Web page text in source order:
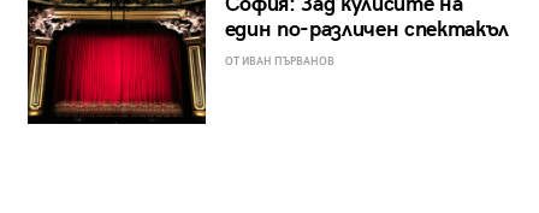
един по-различен спектакъл
ОТ ИВАН ПЪРВАНОВ